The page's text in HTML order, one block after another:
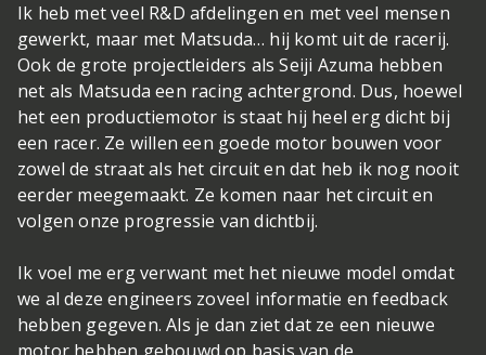
Ik heb met veel R&D afdelingen en met veel mensen
gewerkt, maar met Matsuda… hij komt uit de racerij.
Ook de grote projectleiders als Seiji Azuma hebben
net als Matsuda een racing achtergrond. Dus, hoewel
het een productiemotor is staat hij heel erg dicht bij
een racer. Ze willen een goede motor bouwen voor
zowel de straat als het circuit en dat heb ik nog nooit
eerder meegemaakt. Ze komen naar het circuit en
volgen onze progressie van dichtbij.
Ik voel me erg verwant met het nieuwe model omdat
we al deze engineers zoveel informatie en feedback
hebben gegeven. Als je dan ziet dat ze een nieuwe